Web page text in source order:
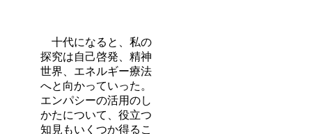
十代になると、私の
探究は自己啓発、精神
世界、エネルギー療法
へと向かっていった。
エンパシーの活用のし
かたについて、役立つ
知見もいくつか得るこ